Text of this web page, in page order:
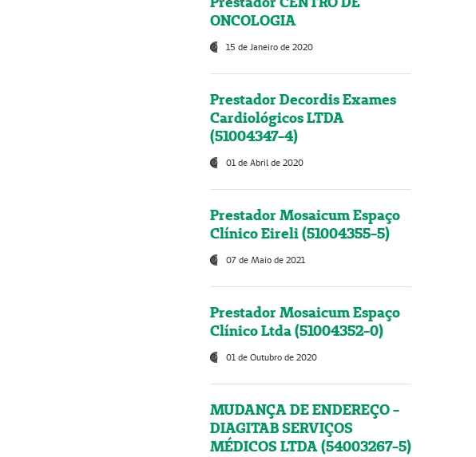
ONCOLOGIA
15 de Janeiro de 2020
Prestador Decordis Exames
Cardiológicos LTDA
(51004347-4)
01 de Abril de 2020
Prestador Mosaicum Espaço
Clínico Eireli (51004355-5)
07 de Maio de 2021
Prestador Mosaicum Espaço
Clínico Ltda (51004352-0)
01 de Outubro de 2020
MUDANÇA DE ENDEREÇO -
DIAGITAB SERVIÇOS
MÉDICOS LTDA (54003267-5)